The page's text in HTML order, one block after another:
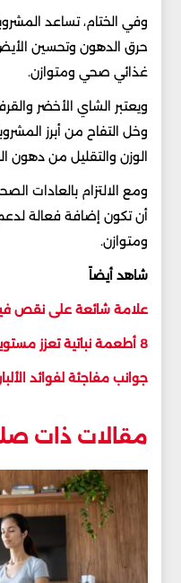
وفي الختام، تساعد
حرق الدهون وتحسين
غذائي صحي ومتوازن.
ويعتبر الشاي الأخضر
وخل التفاح من أبرز
الوزن والتقليل من دهون
ومع الالتزام بالعادات
أن تكون إضافة فعالة
ومتوازن.
شاهد أيضاً
علامة شائعة على نقص فيتامين ب
8 أطعمة نباتية تعزز مستويات فيتامين B12
جوانب مفاجئة لفوائد
مقالات ذات